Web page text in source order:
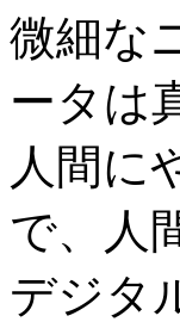
微細な
ータは
人間に
で、人
デジタ